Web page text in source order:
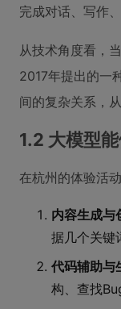
完成对话、写作
从技术角度看，
2017年提出的一
间的复杂关系，
1.2 大模型
在杭州的体验活
内容生成与
据几个关键
代码辅助与
构、查找